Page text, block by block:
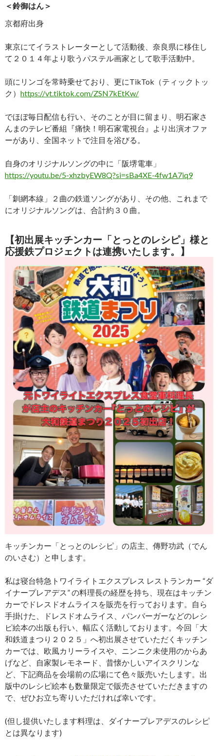
＜鈴御はん＞
京都府出身
東京にてイラストレーターとして活動後、奈良県に移住し
て２０１４年より歌うパステル画家として歌手活動中。
頭にリンゴを常時乗せており、更にTikTok（ティックトッ
ク） https://vt.tiktok.com/ZSN7kEtKw/
でほぼ毎日配信も行い、そのことが目に留まり、明石家さ
んまのテレビ番組『痛快！明石家電視台』より出演オファ
ーがあり、全国ネットで注目を浴びる。
自身のオリジナルソングの中に「阪堺電車」
https://youtu.be/5-xhzbyEW8Q?si=sBa4XE-4fw1A7iq9
「釧網本線」２曲の鉄道ソングがあり、その他、これまで
にオリジナルソングは、合計約３０曲。
【初出展キッチンカー「とっとのレシピ」様と
応援鉄プロジェクトは連携いたします。】
キッチンカー「とっとのレシピ」の店主、傳野功武（でん
のいさむ）と申します。
私は寝台特急トワイライトエクスプレス レストランカー “ダ
イナープレアデス” の料理長の経歴を持ち、現在はキッチン
カーでドレスドオムライスを販売を行っております。自ら
手掛けた、ドレスドオムライス、パンバーガーなどのレシ
ピ絵本の出版も行い、幅広く活動しております。今回「大
和鉄道まつり２０２５」へ初出展させていただくキッチン
カーでは、欧風カリーライスや、ニンニク未使用のからあ
げなど、自家製レモネード、昔懐かしいアイスクリンな
ど、下記商品を会場前の広場にて色々販売いたします。出
版中のレシピ絵本も数量限定で販売させていただきますの
で、ぜひお立ち寄りいただければ幸いです。
(但し提供いたします料理は、ダイナープレアデスのレシピ
とは異なります)